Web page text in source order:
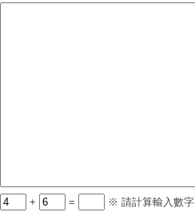
+ = ※ 請計算輸入數字